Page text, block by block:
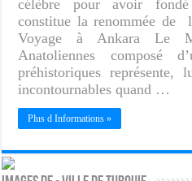
célèbre pour avoir
constitue la renommée de
Voyage à Ankara Le
Anatoliennes composé
préhistoriques
incontournables quand …
Plus d Informations »